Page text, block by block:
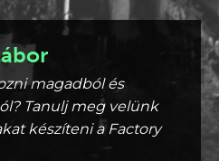
magadból és
Tanulj meg velünk
készíteni a Factory